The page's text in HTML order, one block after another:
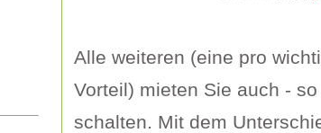
Alle weiteren (eine pro
Vorteil) mieten Sie auch -
schalten. Mit dem